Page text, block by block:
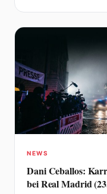
NEWS
Dani Ceballos:
bei Real Madrid